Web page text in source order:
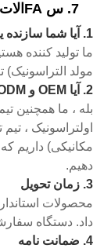
7. س FAالات متداول
1. آیا شما سازنده یا شرکت بازرگانی هستید؟
ما تولید کننده
مولد
2. آیا OEM و ODM را قبول دارید؟
بله ، ما همچنین
اولتراسونیک ،
مکانیکی) داریم
دهیم.
3. زمان تحویل
داد. دستگاه
4. ضمانت نامه